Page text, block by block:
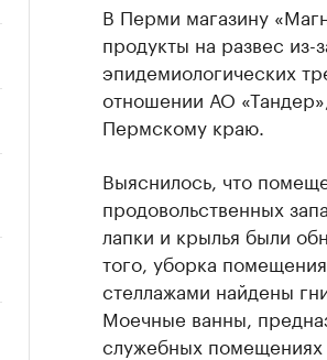
В Перми магазину
продукты на развес
эпидемиологических
отношении АО
Пермскому краю.
Выяснилось, что
продовольственных
лапки и крылья были
того, уборка
стеллажами найдены
Моечные ванны,
служебных помещениях